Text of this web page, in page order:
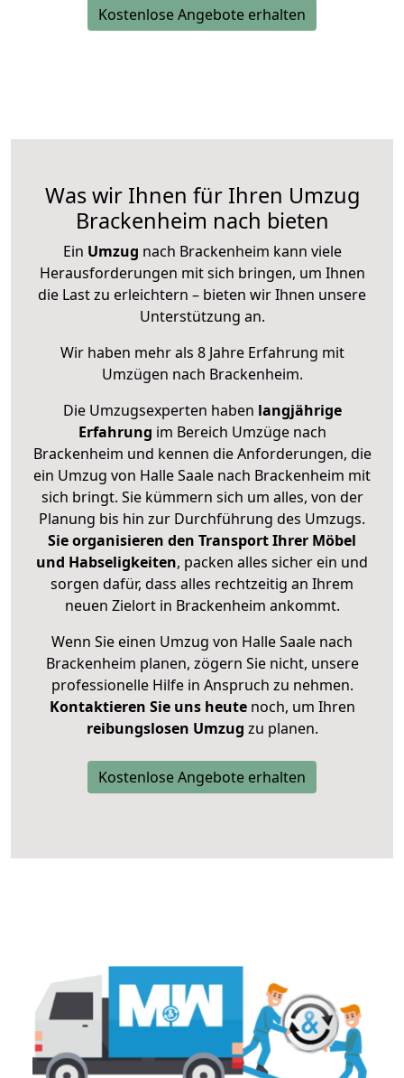
Kostenlose Angebote erhalten
Was wir Ihnen für Ihren Umzug
Brackenheim nach bieten
Ein Umzug nach Brackenheim kann viele
Herausforderungen mit sich bringen, um Ihnen
die Last zu erleichtern – bieten wir Ihnen unsere
Unterstützung an.
Wir haben mehr als 8 Jahre Erfahrung mit
Umzügen nach Brackenheim.
Die Umzugsexperten haben langjährige
Erfahrung im Bereich Umzüge nach
Brackenheim und kennen die Anforderungen, die
ein Umzug von Halle Saale nach Brackenheim mit
sich bringt. Sie kümmern sich um alles, von der
Planung bis hin zur Durchführung des Umzugs.
Sie organisieren den Transport Ihrer Möbel
und Habseligkeiten, packen alles sicher ein und
sorgen dafür, dass alles rechtzeitig an Ihrem
neuen Zielort in Brackenheim ankommt.
Wenn Sie einen Umzug von Halle Saale nach
Brackenheim planen, zögern Sie nicht, unsere
professionelle Hilfe in Anspruch zu nehmen.
Kontaktieren Sie uns heutenoch, um Ihren
reibungslosen Umzug zu planen.
Kostenlose Angebote erhalten